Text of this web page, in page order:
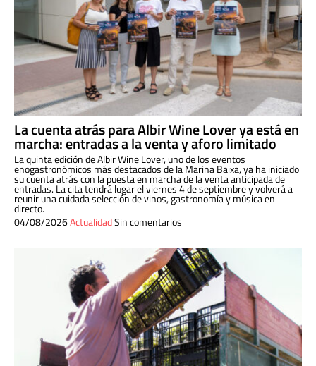
La cuenta atrás para Albir Wine Lover ya está en
marcha: entradas a la venta y aforo limitado
La quinta edición de Albir Wine Lover, uno de los eventos
enogastronómicos más destacados de la Marina Baixa, ya ha iniciado
su cuenta atrás con la puesta en marcha de la venta anticipada de
entradas. La cita tendrá lugar el viernes 4 de septiembre y volverá a
reunir una cuidada selección de vinos, gastronomía y música en
directo.
04/08/2026ActualidadSin comentarios